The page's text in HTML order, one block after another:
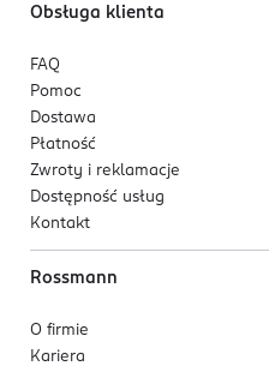
Obsługa klienta
FAQ
Pomoc
Dostawa
Płatność
Zwroty i reklamacje
Dostępność usług
Kontakt
Rossmann
O firmie
Kariera